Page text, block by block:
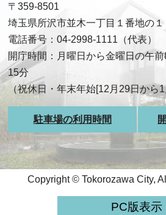
〒359-8501
埼玉県所沢市並木一丁目１番地の１
電話番号：04-2998-1111（代表）
開庁時間：月曜日から金曜日の午
15分
（祝休日・年末年始[12月29日から
駐車場の利用時間
Copyright © Tokorozawa City,
PC版表示